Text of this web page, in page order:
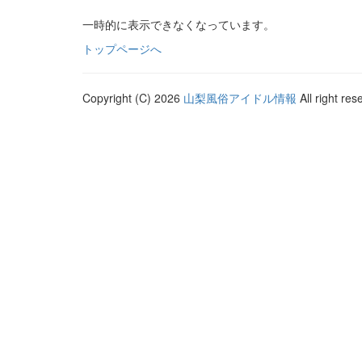
一時的に表示できなくなっています。
トップページへ
Copyright (C) 2026 山梨風俗アイドル情報 All right